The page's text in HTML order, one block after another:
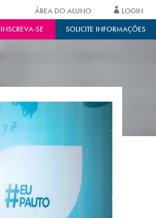
INSCREVA-SE SOLICITE INFORMAÇÕES
ÁREA DO ALUNO LOGIN